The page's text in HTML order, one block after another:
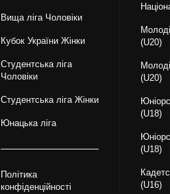
Вища лiга Чоловіки
Кубок України Жінки
Студентська ліга
Чоловiки
Студентська ліга Жінки
Юнацька ліга
Політика
конфіденційності
(U20)
(U20)
(U18)
(U18)
(U16)